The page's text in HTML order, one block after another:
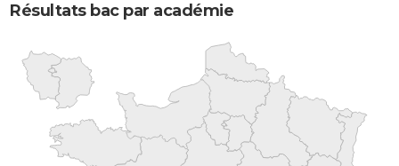
Résultats bac par académie